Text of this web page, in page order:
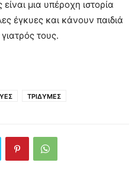
μια υπέροχη ιστορία
έγκυες και κάνουν παιδιά
τους.
ΤΡΙΔΥΜΕΣ